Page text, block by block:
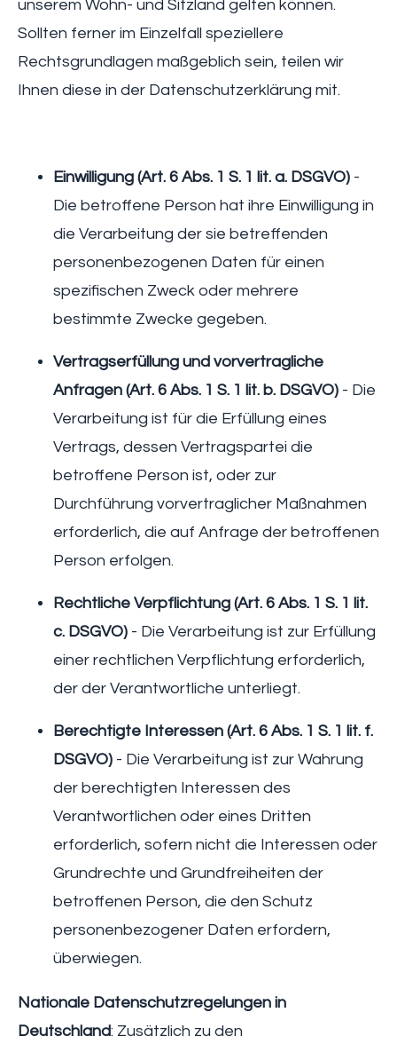
unserem Wohn- und Sitzland gelten können.
Sollten ferner im Einzelfall speziellere
Rechtsgrundlagen maßgeblich sein, teilen wir
Ihnen diese in der Datenschutzerklärung mit.
Einwilligung (Art. 6 Abs. 1 S. 1 lit. a. DSGVO) -
Die betroffene Person hat ihre Einwilligung in
die Verarbeitung der sie betreffenden
personenbezogenen Daten für einen
spezifischen Zweck oder mehrere
bestimmte Zwecke gegeben.
Vertragserfüllung und vorvertragliche
Anfragen (Art. 6 Abs. 1 S. 1 lit. b. DSGVO) - Die
Verarbeitung ist für die Erfüllung eines
Vertrags, dessen Vertragspartei die
betroffene Person ist, oder zur
Durchführung vorvertraglicher Maßnahmen
erforderlich, die auf Anfrage der betroffenen
Person erfolgen.
Rechtliche Verpflichtung (Art. 6 Abs. 1 S. 1 lit.
c. DSGVO) - Die Verarbeitung ist zur Erfüllung
einer rechtlichen Verpflichtung erforderlich,
der der Verantwortliche unterliegt.
Berechtigte Interessen (Art. 6 Abs. 1 S. 1 lit. f.
DSGVO) - Die Verarbeitung ist zur Wahrung
der berechtigten Interessen des
Verantwortlichen oder eines Dritten
erforderlich, sofern nicht die Interessen oder
Grundrechte und Grundfreiheiten der
betroffenen Person, die den Schutz
personenbezogener Daten erfordern,
überwiegen.
Nationale Datenschutzregelungen in
Deutschland: Zusätzlich zu den